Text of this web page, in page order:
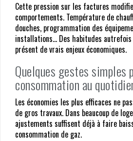
Cette pression sur les factures
comportements. Température de
douches, programmation des
installations… Des habitudes autrefois
présent de vrais enjeux économiques.
Quelques gestes simples
consommation au
Les économies les plus efficaces ne
de gros travaux. Dans beaucoup de
ajustements suffisent déjà à faire
consommation de gaz.